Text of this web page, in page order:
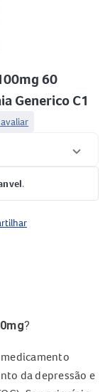
60
Generico C1
.
?
da depressão e